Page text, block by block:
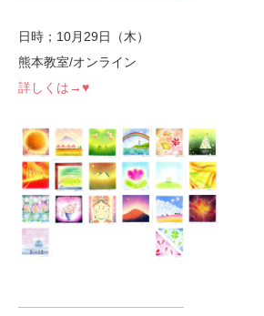
日時；10月29日（木）
熊本教室/オンライン
詳しくは→♥
—————————————